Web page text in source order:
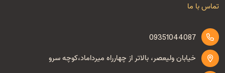
تماس با ما
09351044087
خیابان ولیعصر، بالاتر از چهارراه میرداماد،کوچه سرو